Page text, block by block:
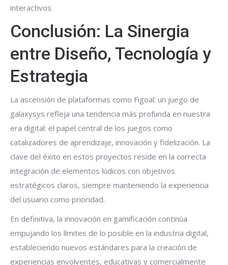
interactivos.
Conclusión: La Sinergia
entre Diseño, Tecnología y
Estrategia
La ascensión de plataformas como Figoal: un juego de
galaxysys refleja una tendencia más profunda en nuestra
era digital: el papel central de los juegos como
catalizadores de aprendizaje, innovación y fidelización. La
clave del éxito en estos proyectos reside en la correcta
integración de elementos lúdicos con objetivos
estratégicos claros, siempre manteniendo la experiencia
del usuario como prioridad.
En definitiva, la innovación en gamificación continúa
empujando los límites de lo posible en la industria digital,
estableciendo nuevos estándares para la creación de
experiencias envolventes, educativas y comercialmente